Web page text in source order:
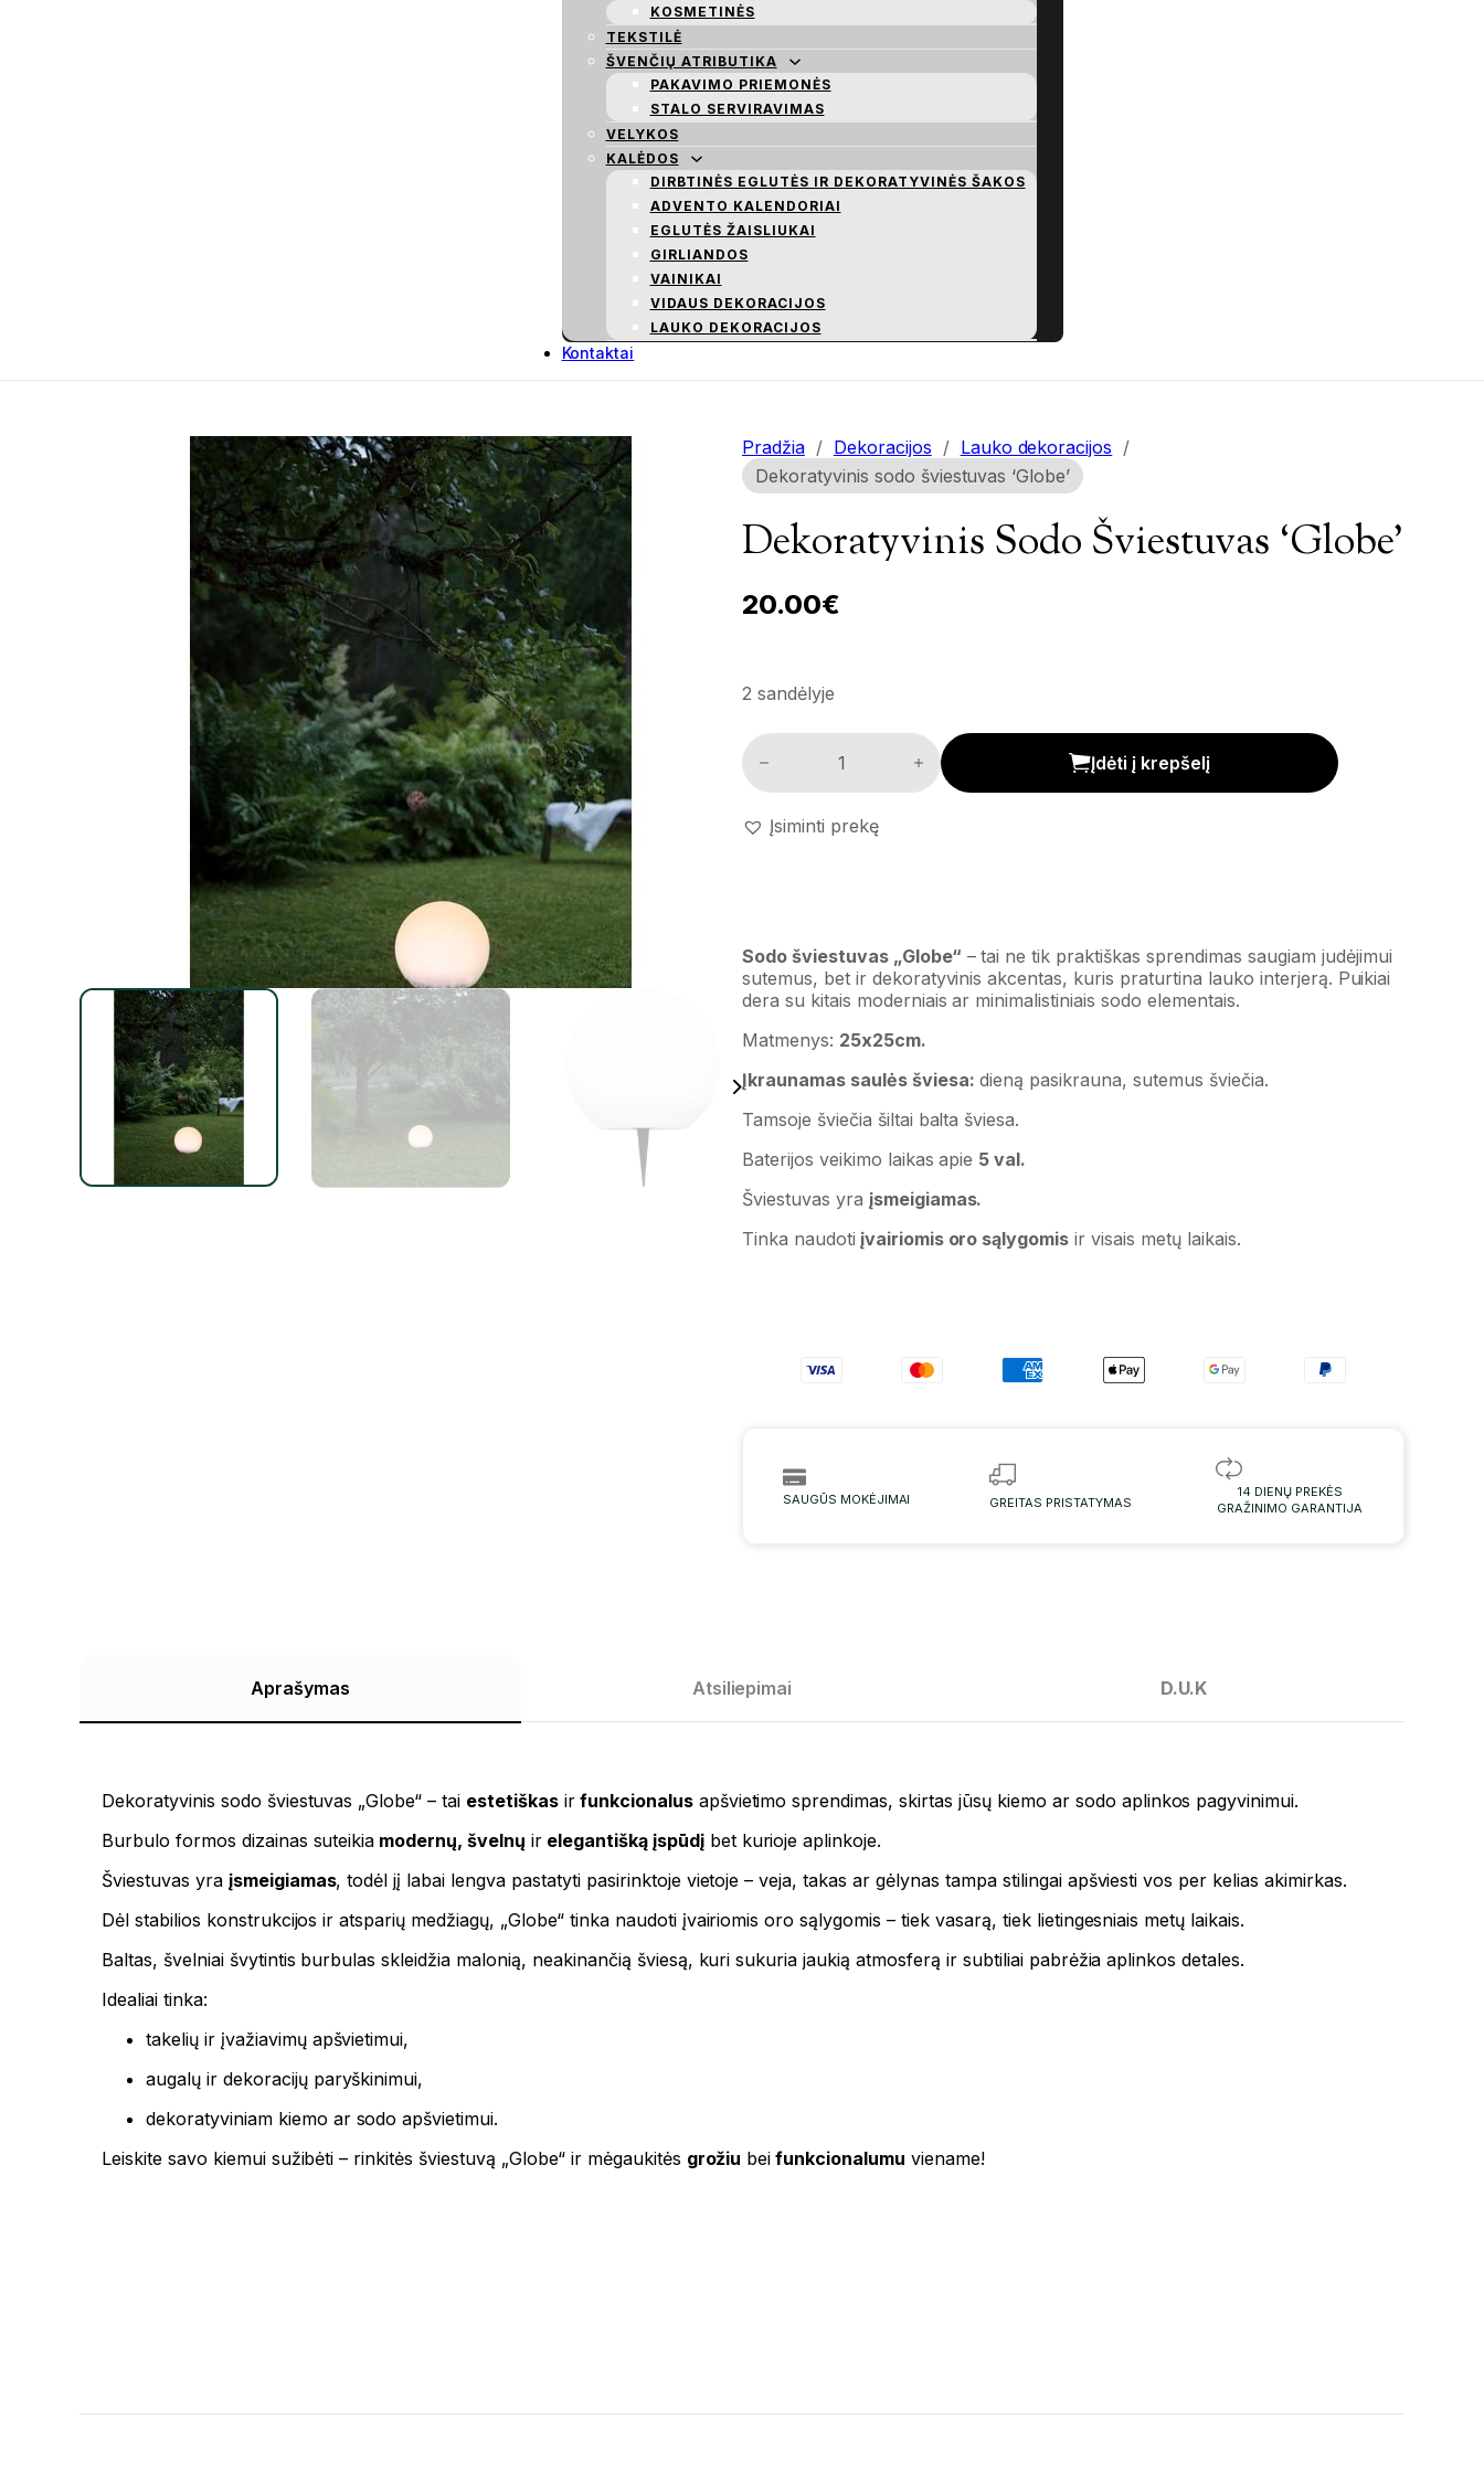
KOSMETINĖS
TEKSTILĖ
ŠVENČIŲ ATRIBUTIKA
PAKAVIMO PRIEMONĖS
STALO SERVIRAVIMAS
VELYKOS
KALĖDOS
DIRBTINĖS EGLUTĖS IR DEKORATYVINĖS ŠAKOS
ADVENTO KALENDORIAI
EGLUTĖS ŽAISLIUKAI
GIRLIANDOS
VAINIKAI
VIDAUS DEKORACIJOS
LAUKO DEKORACIJOS
Kontaktai
Pradžia / Dekoracijos / Lauko dekoracijos /
Dekoratyvinis sodo šviestuvas ‘Globe’
Dekoratyvinis Sodo Šviestuvas ‘Globe’
20.00€
2 sandėlyje
Dekoratyvinis sodo šviestuvas 'Globe' kiekis
Įdėti į krepšelį
Įsiminti prekę
Sodo šviestuvas „Globe“ – tai ne tik praktiškas sprendimas saugiam judėjimui
sutemus, bet ir dekoratyvinis akcentas, kuris praturtina lauko interjerą. Puikiai
dera su kitais moderniais ar minimalistiniais sodo elementais.
Matmenys: 25x25cm.
Įkraunamas saulės šviesa: dieną pasikrauna, sutemus šviečia.
Tamsoje šviečia šiltai balta šviesa.
Baterijos veikimo laikas apie 5 val.
Šviestuvas yra įsmeigiamas.
Tinka naudoti įvairiomis oro sąlygomis ir visais metų laikais.
SAUGŪS MOKĖJIMAI GREITAS PRISTATYMAS
14 DIENŲ PREKĖS
GRAŽINIMO GARANTIJA
Aprašymas Atsiliepimai D.U.K
Dekoratyvinis sodo šviestuvas „Globe“ – tai estetiškasirfunkcionalusapšvietimo sprendimas, skirtas jūsų kiemo ar sodo aplinkos pagyvinimui.
Burbulo formos dizainas suteikia modernų, švelnų ir elegantišką įspūdįbet kurioje aplinkoje.
Šviestuvas yra įsmeigiamas, todėl jį labai lengva pastatyti pasirinktoje vietoje – veja, takas ar gėlynas tampa stilingai apšviesti vos per kelias akimirkas.
Dėl stabilios konstrukcijos ir atsparių medžiagų, „Globe“ tinka naudoti įvairiomis oro sąlygomis – tiek vasarą, tiek lietingesniais metų laikais.
Baltas, švelniai švytintis burbulas skleidžia malonią, neakinančią šviesą, kuri sukuria jaukią atmosferą ir subtiliai pabrėžia aplinkos detales.
Idealiai tinka:
takelių ir įvažiavimų apšvietimui,
augalų ir dekoracijų paryškinimui,
dekoratyviniam kiemo ar sodo apšvietimui.
Leiskite savo kiemui sužibėti – rinkitės šviestuvą „Globe“ ir mėgaukitės grožiu bei funkcionalumu viename!